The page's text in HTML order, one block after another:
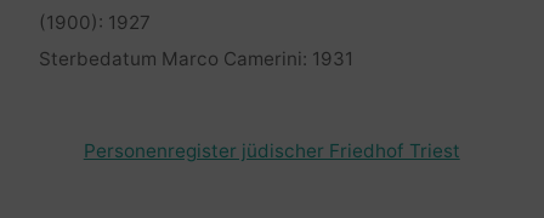
(1900): 1927
Sterbedatum Marco Camerini: 1931
Personenregister jüdischer Friedhof Triest